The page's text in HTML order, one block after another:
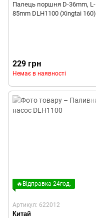
Палець поршня D-36mm, L-
85mm DLH1100 (Xingtai 160)
229 грн
Немає в наявності
🔥Відправка 24год.
Артикул: 622012
Китай